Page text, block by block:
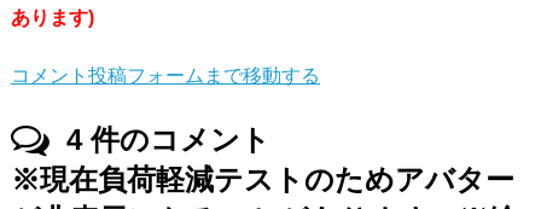
あります)
コメント投稿フォームまで移動する
4件のコメント
※現在負荷軽減テストのためアバター